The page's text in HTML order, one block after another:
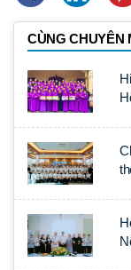
CÙNG CHUYÊN